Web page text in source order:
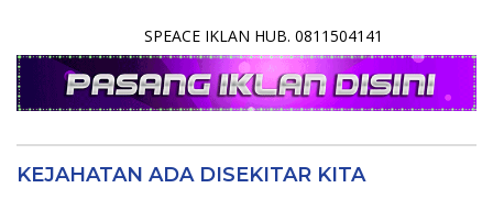
SPEACE IKLAN HUB. 0811504141
KEJAHATAN ADA DISEKITAR KITA